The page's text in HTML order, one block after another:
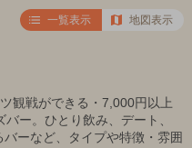
一覧表示 地図表示
観戦ができる・7,000円以上
ー。ひとり飲み、デート、
ーなど、タイプや特徴・雰囲